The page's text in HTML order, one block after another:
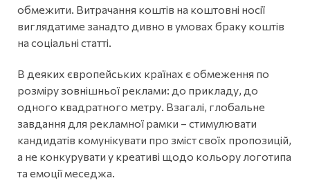
обмежити. Витрачання коштів на коштовні носії
виглядатиме занадто дивно в умовах браку коштів
на соціальні статті.
В деяких європейських країнах є обмеження по
розміру зовнішньої реклами: до прикладу, до
одного квадратного метру. Взагалі, глобальне
завдання для рекламної рамки – стимулювати
кандидатів комунікувати про зміст своїх пропозицій,
а не конкурувати у креативі щодо кольору логотипа
та емоції меседжа.